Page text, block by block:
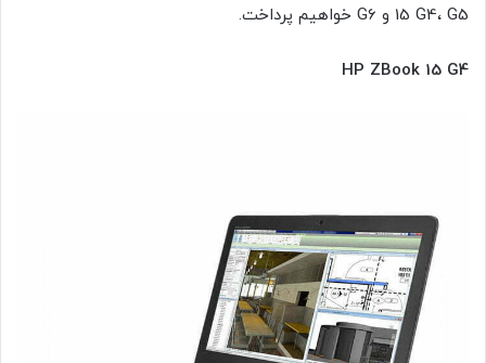
15 G4، G5 و G6 خواهیم پرداخت.
HP ZBook 15 G4